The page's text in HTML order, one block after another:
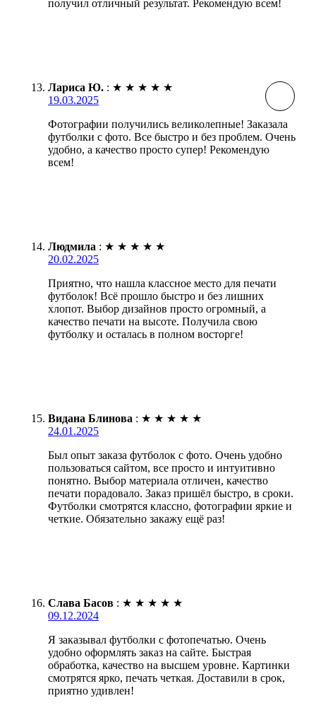
получил отличный результат. Рекомендую всем!
Лариса Ю. : ★ ★ ★ ★ ★
19.03.2025
Фотографии получились великолепные! Заказала
футболки с фото. Все быстро и без проблем. Очень
удобно, а качество просто супер! Рекомендую
всем!
Людмила : ★ ★ ★ ★ ★
20.02.2025
Приятно, что нашла классное место для печати
футболок! Всё прошло быстро и без лишних
хлопот. Выбор дизайнов просто огромный, а
качество печати на высоте. Получила свою
футболку и осталась в полном восторге!
Видана Блинова : ★ ★ ★ ★ ★
24.01.2025
Был опыт заказа футболок с фото. Очень удобно
пользоваться сайтом, все просто и интуитивно
понятно. Выбор материала отличен, качество
печати порадовало. Заказ пришёл быстро, в сроки.
Футболки смотрятся классно, фотографии яркие и
четкие. Обязательно закажу ещё раз!
Слава Басов : ★ ★ ★ ★ ★
09.12.2024
Я заказывал футболки с фотопечатью. Очень
удобно оформлять заказ на сайте. Быстрая
обработка, качество на высшем уровне. Картинки
смотрятся ярко, печать четкая. Доставили в срок,
приятно удивлен!